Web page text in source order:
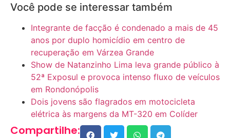
Você pode se interessar também
Integrante de facção é condenado a mais de 45
anos por duplo homicídio em centro de
recuperação em Várzea Grande
Show de Natanzinho Lima leva grande público à
52ª Exposul e provoca intenso fluxo de veículos
em Rondonópolis
Dois jovens são flagrados em motocicleta
elétrica às margens da MT-320 em Colíder
Compartilhe: